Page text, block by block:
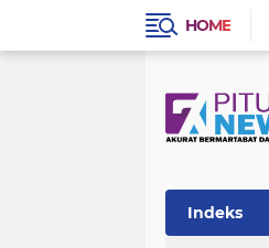
HOME
Indeks